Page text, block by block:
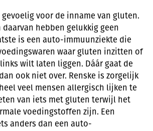
voor de inname van gluten.
daarvan hebben gelukkig geen
is een auto-immuunziekte die
waar gluten inzitten of
wilt laten liggen. Dáár gaat de
ook niet over. Renske is zorgelijk
veel mensen allergisch lijken te
van iets met gluten terwijl het
voedingstoffen zijn. Een
anders dan een auto-